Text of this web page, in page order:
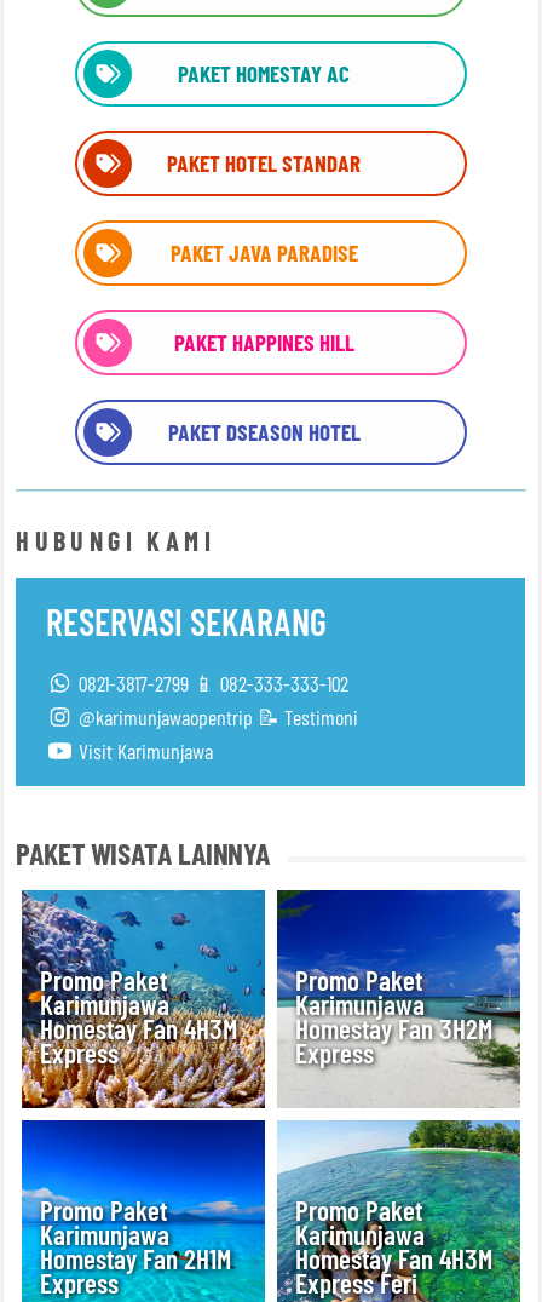
PAKET HOMESTAY AC
PAKET HOTEL STANDAR
PAKET JAVA PARADISE
PAKET HAPPINES HILL
PAKET DSEASON HOTEL
HUBUNGI KAMI
RESERVASI SEKARANG
0821-3817-2799 📱 082-333-333-102
@karimunjawaopentrip 📝 Testimoni
Visit Karimunjawa
PAKET WISATA LAINNYA
Promo Paket
Karimunjawa
Homestay Fan 4H3M
Express
Promo Paket
Karimunjawa
Homestay Fan 3H2M
Express
Promo Paket
Karimunjawa
Homestay Fan 2H1M
Express
Promo Paket
Karimunjawa
Homestay Fan 4H3M
Express Feri